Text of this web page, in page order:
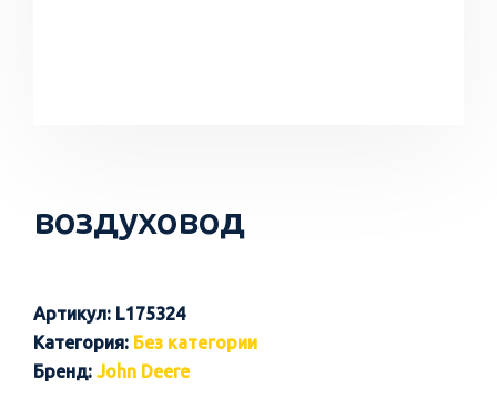
воздуховод
Артикул: L175324
Категория: Без категории
Бренд: John Deere